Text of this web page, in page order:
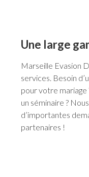
Une large
Marseille Evasion
services. Besoin
pour votre mariage
un séminaire ?
d’importantes
partenaires !